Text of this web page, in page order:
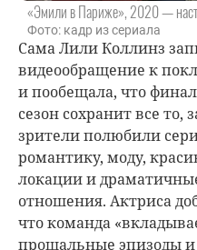
«Эмили в Париже», 2020 —
Фото: кадр из сериала
СамаЛили Коллинз
видеообращение к
и пообещала, что
сезон сохранит все то,
зрители полюбили
романтику, моду,
локации и
отношения. Актриса
что команда
прощальные эпизоды и